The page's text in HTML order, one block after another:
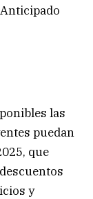
las
puedan
que
y